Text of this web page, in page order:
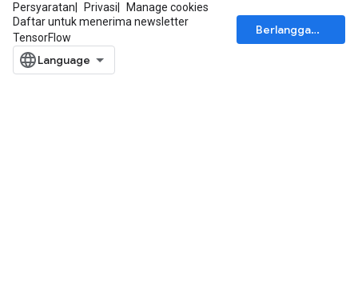
Persyaratan Privasi
Manage cookies
Daftar untuk menerima newsletter
TensorFlow
Berlangganan